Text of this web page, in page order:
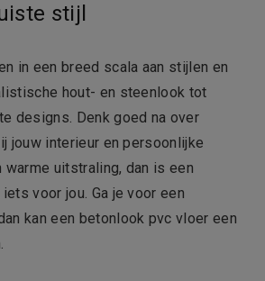
stijl
in een breed scala aan stijlen en
hout- en steenlook tot
designs. Denk goed na over
jouw interieur en persoonlijke
warme uitstraling, dan is een
voor jou. Ga je voor een
kan een betonlook pvc vloer een